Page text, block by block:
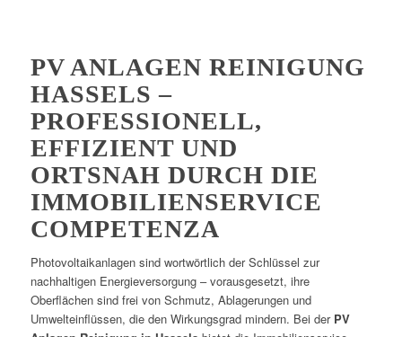
PV ANLAGEN REINIGUNG
HASSELS –
PROFESSIONELL,
EFFIZIENT UND
ORTSNAH DURCH DIE
IMMOBILIENSERVICE
COMPETENZA
Photovoltaikanlagen sind wortwörtlich der Schlüssel zur
nachhaltigen Energieversorgung – vorausgesetzt, ihre
Oberflächen sind frei von Schmutz, Ablagerungen und
Umwelteinflüssen, die den Wirkungsgrad mindern. Bei der PV